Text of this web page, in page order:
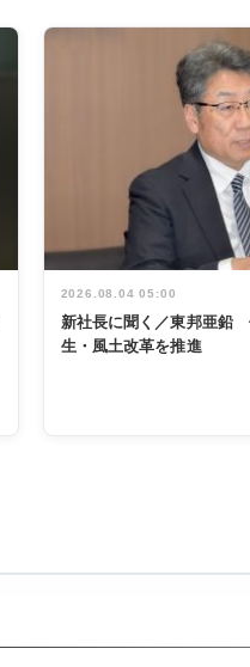
2026.08.04 05:00
新社長に聞く／東邦亜鉛
生・風土改革を推進